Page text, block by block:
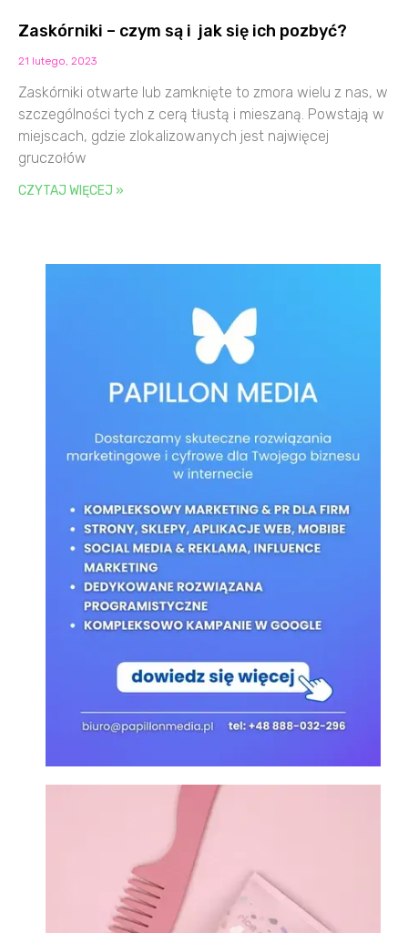
Zaskórniki – czym są i jak się ich pozbyć?
21 lutego, 2023
Zaskórniki otwarte lub zamknięte to zmora wielu z nas, w
szczególności tych z cerą tłustą i mieszaną. Powstają w
miejscach, gdzie zlokalizowanych jest najwięcej
gruczołów
CZYTAJ WIĘCEJ »